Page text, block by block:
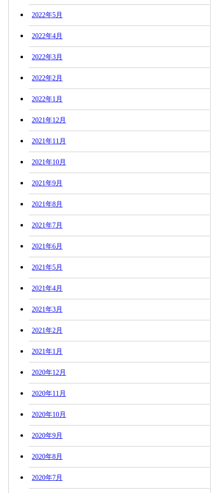
2022年5月
2022年4月
2022年3月
2022年2月
2022年1月
2021年12月
2021年11月
2021年10月
2021年9月
2021年8月
2021年7月
2021年6月
2021年5月
2021年4月
2021年3月
2021年2月
2021年1月
2020年12月
2020年11月
2020年10月
2020年9月
2020年8月
2020年7月